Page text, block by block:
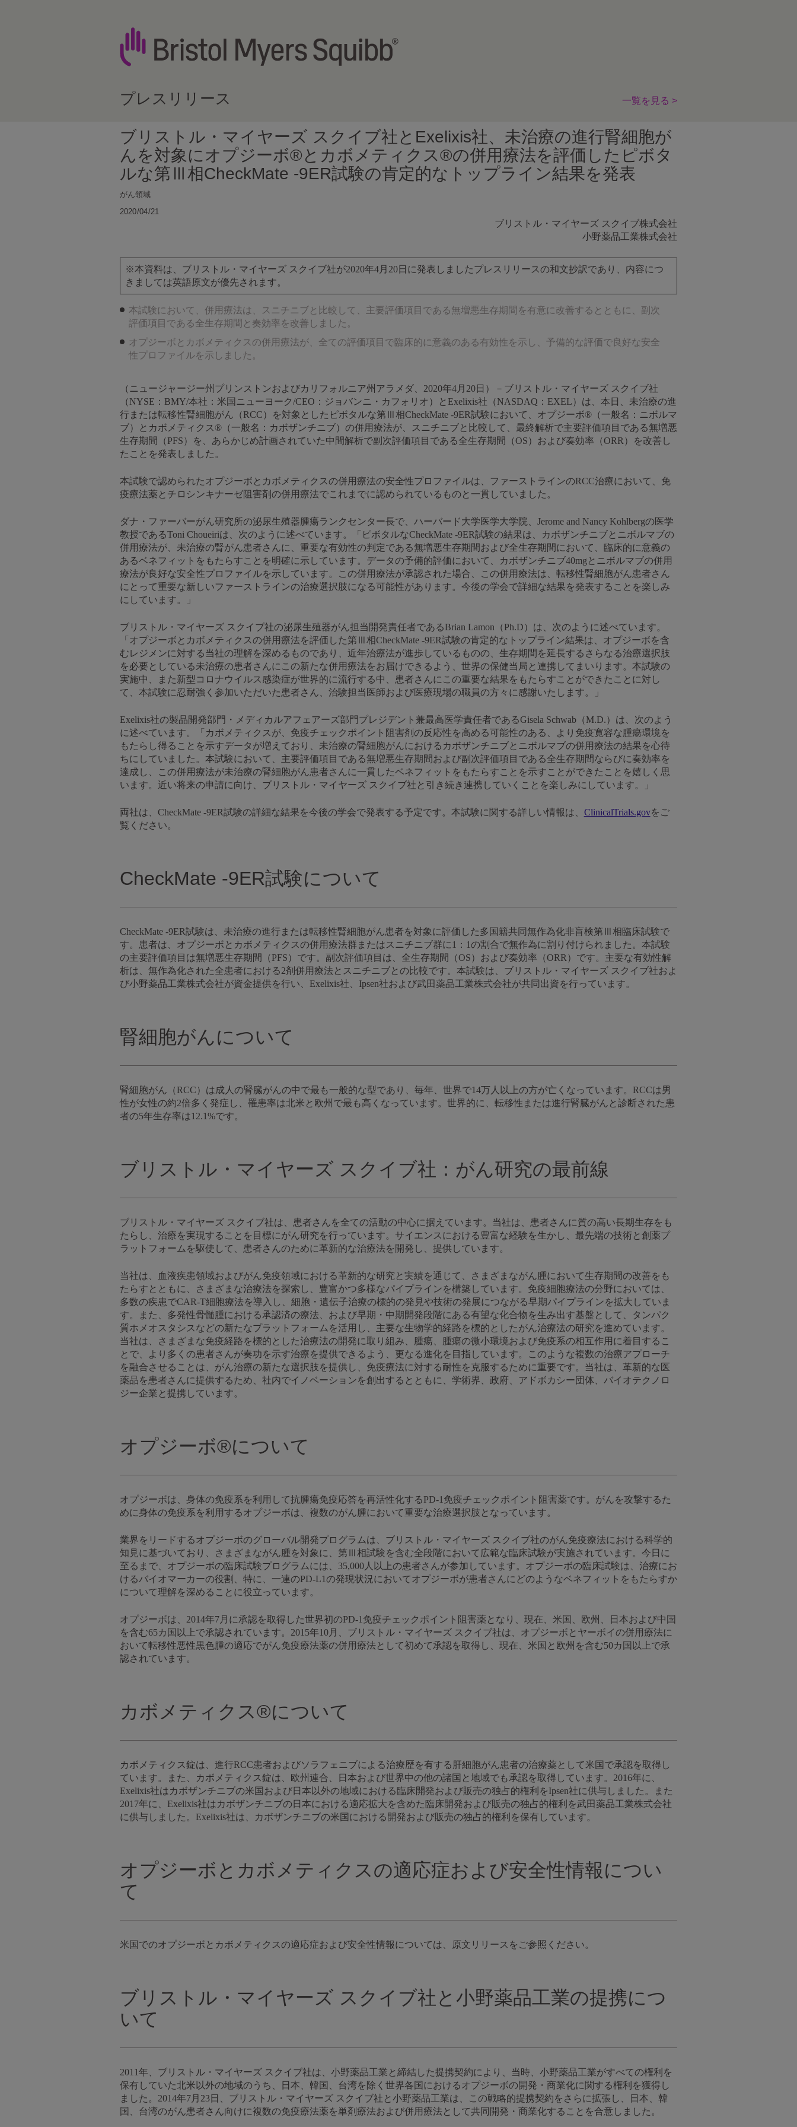
プレスリリース 一覧を見る >
ブリストル・マイヤーズ スクイブ社とExelixis社、未治療の進行腎細胞が
んを対象にオプジーボ®とカボメティクス®の併用療法を評価したピボタ
ルな第Ⅲ相CheckMate -9ER試験の肯定的なトップライン結果を発表
がん領域
2020/04/21
ブリストル・マイヤーズ スクイブ株式会社
小野薬品工業株式会社
※本資料は、ブリストル・マイヤーズ スクイブ社が2020年4月20日に発表しましたプレスリリースの和文抄訳であり、内容につ
きましては英語原文が優先されます。
本試験において、併用療法は、スニチニブと比較して、主要評価項目である無増悪生存期間を有意に改善するとともに、副次
評価項目である全生存期間と奏効率を改善しました。
オプジーボとカボメティクスの併用療法が、全ての評価項目で臨床的に意義のある有効性を示し、予備的な評価で良好な安全
性プロファイルを示しました。
（ニュージャージー州プリンストンおよびカリフォルニア州アラメダ、2020年4月20日）－ブリストル・マイヤーズ スクイブ社
（NYSE：BMY/本社：米国ニューヨーク/CEO：ジョバンニ・カフォリオ）とExelixis社（NASDAQ：EXEL）は、本日、未治療の進
行または転移性腎細胞がん（RCC）を対象としたピボタルな第Ⅲ相CheckMate -9ER試験において、オプジーボ®（一般名：ニボルマ
ブ）とカボメティクス®（一般名：カボザンチニブ）の併用療法が、スニチニブと比較して、最終解析で主要評価項目である無増悪
生存期間（PFS）を、あらかじめ計画されていた中間解析で副次評価項目である全生存期間（OS）および奏効率（ORR）を改善し
たことを発表しました。
本試験で認められたオプジーボとカボメティクスの併用療法の安全性プロファイルは、ファーストラインのRCC治療において、免
疫療法薬とチロシンキナーゼ阻害剤の併用療法でこれまでに認められているものと一貫していました。
ダナ・ファーバーがん研究所の泌尿生殖器腫瘍ランクセンター長で、ハーバード大学医学大学院、Jerome and Nancy Kohlbergの医学
教授であるToni Choueiriは、次のように述べています。「ピボタルなCheckMate -9ER試験の結果は、カボザンチニブとニボルマブの
併用療法が、未治療の腎がん患者さんに、重要な有効性の判定である無増悪生存期間および全生存期間において、臨床的に意義の
あるベネフィットをもたらすことを明確に示しています。データの予備的評価において、カボザンチニブ40mgとニボルマブの併用
療法が良好な安全性プロファイルを示しています。この併用療法が承認された場合、この併用療法は、転移性腎細胞がん患者さん
にとって重要な新しいファーストラインの治療選択肢になる可能性があります。今後の学会で詳細な結果を発表することを楽しみ
にしています。」
ブリストル・マイヤーズ スクイブ社の泌尿生殖器がん担当開発責任者であるBrian Lamon（Ph.D）は、次のように述べています。
「オプジーボとカボメティクスの併用療法を評価した第Ⅲ相CheckMate -9ER試験の肯定的なトップライン結果は、オプジーボを含
むレジメンに対する当社の理解を深めるものであり、近年治療法が進歩しているものの、生存期間を延長するさらなる治療選択肢
を必要としている未治療の患者さんにこの新たな併用療法をお届けできるよう、世界の保健当局と連携してまいります。本試験の
実施中、また新型コロナウイルス感染症が世界的に流行する中、患者さんにこの重要な結果をもたらすことができたことに対し
て、本試験に忍耐強く参加いただいた患者さん、治験担当医師および医療現場の職員の方々に感謝いたします。」
Exelixis社の製品開発部門・メディカルアフェアーズ部門プレジデント兼最高医学責任者であるGisela Schwab（M.D.）は、次のよう
に述べています。「カボメティクスが、免疫チェックポイント阻害剤の反応性を高める可能性のある、より免疫寛容な腫瘍環境を
もたらし得ることを示すデータが増えており、未治療の腎細胞がんにおけるカボザンチニブとニボルマブの併用療法の結果を心待
ちにしていました。本試験において、主要評価項目である無増悪生存期間および副次評価項目である全生存期間ならびに奏効率を
達成し、この併用療法が未治療の腎細胞がん患者さんに一貫したベネフィットをもたらすことを示すことができたことを嬉しく思
います。近い将来の申請に向け、ブリストル・マイヤーズ スクイブ社と引き続き連携していくことを楽しみにしています。」
両社は、CheckMate -9ER試験の詳細な結果を今後の学会で発表する予定です。本試験に関する詳しい情報は、 ClinicalTrials.govをご
覧ください。
CheckMate -9ER試験について
CheckMate -9ER試験は、未治療の進行または転移性腎細胞がん患者を対象に評価した多国籍共同無作為化非盲検第Ⅲ相臨床試験で
す。患者は、オプジーボとカボメティクスの併用療法群またはスニチニブ群に1：1の割合で無作為に割り付けられました。本試験
の主要評価項目は無増悪生存期間（PFS）です。副次評価項目は、全生存期間（OS）および奏効率（ORR）です。主要な有効性解
析は、無作為化された全患者における2剤併用療法とスニチニブとの比較です。本試験は、ブリストル・マイヤーズ スクイブ社およ
び小野薬品工業株式会社が資金提供を行い、Exelixis社、Ipsen社および武田薬品工業株式会社が共同出資を行っています。
腎細胞がんについて
腎細胞がん（RCC）は成人の腎臓がんの中で最も一般的な型であり、毎年、世界で14万人以上の方が亡くなっています。RCCは男
性が女性の約2倍多く発症し、罹患率は北米と欧州で最も高くなっています。世界的に、転移性または進行腎臓がんと診断された患
者の5年生存率は12.1%です。
ブリストル・マイヤーズ スクイブ社：がん研究の最前線
ブリストル・マイヤーズ スクイブ社は、患者さんを全ての活動の中心に据えています。当社は、患者さんに質の高い長期生存をも
たらし、治療を実現することを目標にがん研究を行っています。サイエンスにおける豊富な経験を生かし、最先端の技術と創薬プ
ラットフォームを駆使して、患者さんのために革新的な治療法を開発し、提供しています。
当社は、血液疾患領域およびがん免疫領域における革新的な研究と実績を通じて、さまざまながん腫において生存期間の改善をも
たらすとともに、さまざまな治療法を探索し、豊富かつ多様なパイプラインを構築しています。免疫細胞療法の分野においては、
多数の疾患でCAR-T細胞療法を導入し、細胞・遺伝子治療の標的の発見や技術の発展につながる早期パイプラインを拡大していま
す。また、多発性骨髄腫における承認済の療法、および早期・中期開発段階にある有望な化合物を生み出す基盤として、タンパク
質ホメオスタシスなどの新たなプラットフォームを活用し、主要な生物学的経路を標的としたがん治療法の研究を進めています。
当社は、さまざまな免疫経路を標的とした治療法の開発に取り組み、腫瘍、腫瘍の微小環境および免疫系の相互作用に着目するこ
とで、より多くの患者さんが奏功を示す治療を提供できるよう、更なる進化を目指しています。このような複数の治療アプローチ
を融合させることは、がん治療の新たな選択肢を提供し、免疫療法に対する耐性を克服するために重要です。当社は、革新的な医
薬品を患者さんに提供するため、社内でイノベーションを創出するとともに、学術界、政府、アドボカシー団体、バイオテクノロ
ジー企業と提携しています。
オプジーボ®について
オプジーボは、身体の免疫系を利用して抗腫瘍免疫応答を再活性化するPD-1免疫チェックポイント阻害薬です。がんを攻撃するた
めに身体の免疫系を利用するオプジーボは、複数のがん腫において重要な治療選択肢となっています。
業界をリードするオプジーボのグローバル開発プログラムは、ブリストル・マイヤーズ スクイブ社のがん免疫療法における科学的
知見に基づいており、さまざまながん腫を対象に、第Ⅲ相試験を含む全段階において広範な臨床試験が実施されています。今日に
至るまで、オプジーボの臨床試験プログラムには、35,000人以上の患者さんが参加しています。オプジーボの臨床試験は、治療にお
けるバイオマーカーの役割、特に、一連のPD-L1の発現状況においてオプジーボが患者さんにどのようなベネフィットをもたらすか
について理解を深めることに役立っています。
オプジーボは、2014年7月に承認を取得した世界初のPD-1免疫チェックポイント阻害薬となり、現在、米国、欧州、日本および中国
を含む65カ国以上で承認されています。2015年10月、ブリストル・マイヤーズ スクイブ社は、オプジーボとヤーボイの併用療法に
おいて転移性悪性黒色腫の適応でがん免疫療法薬の併用療法として初めて承認を取得し、現在、米国と欧州を含む50カ国以上で承
認されています。
カボメティクス®について
カボメティクス錠は、進行RCC患者およびソラフェニブによる治療歴を有する肝細胞がん患者の治療薬として米国で承認を取得し
ています。また、カボメティクス錠は、欧州連合、日本および世界中の他の諸国と地域でも承認を取得しています。2016年に、
Exelixis社はカボザンチニブの米国および日本以外の地域における臨床開発および販売の独占的権利をIpsen社に供与しました。また
2017年に、Exelixis社はカボザンチニブの日本における適応拡大を含めた臨床開発および販売の独占的権利を武田薬品工業株式会社
に供与しました。Exelixis社は、カボザンチニブの米国における開発および販売の独占的権利を保有しています。
オプジーボとカボメティクスの適応症および安全性情報につい
て
米国でのオプジーボとカボメティクスの適応症および安全性情報については、原文リリースをご参照ください。
ブリストル・マイヤーズ スクイブ社と小野薬品工業の提携につ
いて
2011年、ブリストル・マイヤーズ スクイブ社は、小野薬品工業と締結した提携契約により、当時、小野薬品工業がすべての権利を
保有していた北米以外の地域のうち、日本、韓国、台湾を除く世界各国におけるオプジーボの開発・商業化に関する権利を獲得し
ました。2014年7月23日、ブリストル・マイヤーズ スクイブ社と小野薬品工業は、この戦略的提携契約をさらに拡張し、日本、韓
国、台湾のがん患者さん向けに複数の免疫療法薬を単剤療法および併用療法として共同開発・商業化することを合意しました。